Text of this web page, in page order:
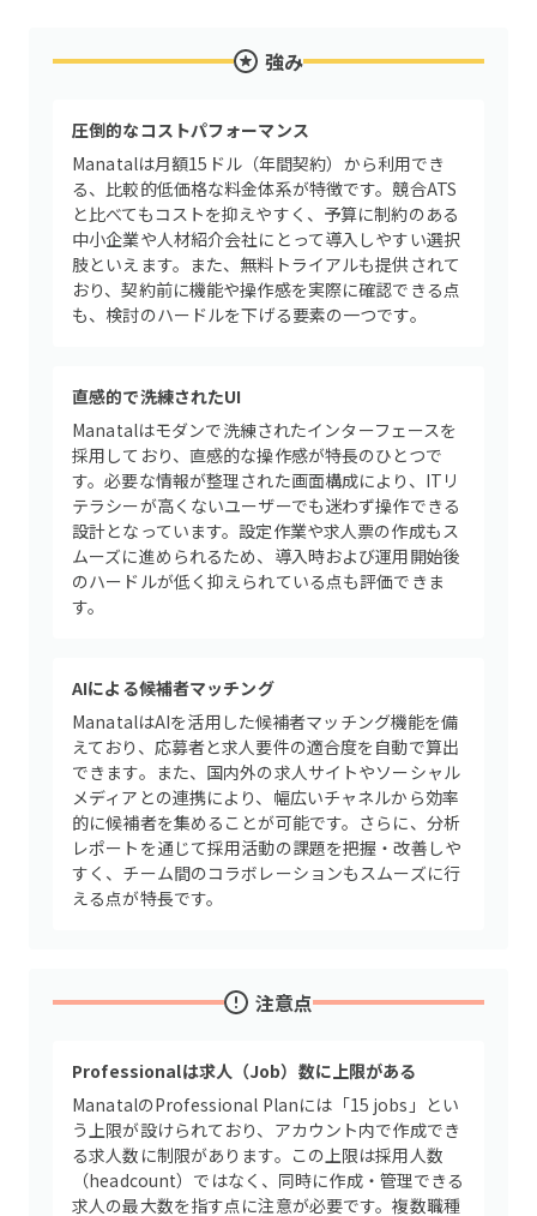
強み
圧倒的なコストパフォーマンス
Manatalは月額15ドル（年間契約）から利用でき
る、比較的低価格な料金体系が特徴です。競合ATS
と比べてもコストを抑えやすく、予算に制約のある
中小企業や人材紹介会社にとって導入しやすい選択
肢といえます。また、無料トライアルも提供されて
おり、契約前に機能や操作感を実際に確認できる点
も、検討のハードルを下げる要素の一つです。
直感的で洗練されたUI
Manatalはモダンで洗練されたインターフェースを
採用しており、直感的な操作感が特長のひとつで
す。必要な情報が整理された画面構成により、ITリ
テラシーが高くないユーザーでも迷わず操作できる
設計となっています。設定作業や求人票の作成もス
ムーズに進められるため、導入時および運用開始後
のハードルが低く抑えられている点も評価できま
す。
AIによる候補者マッチング
ManatalはAIを活用した候補者マッチング機能を備
えており、応募者と求人要件の適合度を自動で算出
できます。また、国内外の求人サイトやソーシャル
メディアとの連携により、幅広いチャネルから効率
的に候補者を集めることが可能です。さらに、分析
レポートを通じて採用活動の課題を把握・改善しや
すく、チーム間のコラボレーションもスムーズに行
える点が特長です。
注意点
Professionalは求人（Job）数に上限がある
ManatalのProfessional Planには「15 jobs」とい
う上限が設けられており、アカウント内で作成でき
る求人数に制限があります。この上限は採用人数
（headcount）ではなく、同時に作成・管理できる
求人の最大数を指す点に注意が必要です。複数職種